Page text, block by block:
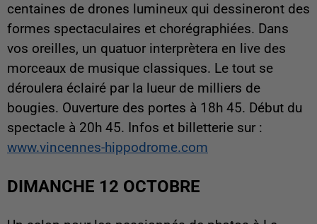
centaines de drones lumineux qui dessineront des
formes spectaculaires et chorégraphiées. Dans
vos oreilles, un quatuor interprètera en live des
morceaux de musique classiques. Le tout se
déroulera éclairé par la lueur de milliers de
bougies. Ouverture des portes à 18h 45. Début du
spectacle à 20h 45. Infos et billetterie sur :
www.vincennes-hippodrome.com
DIMANCHE 12 OCTOBRE